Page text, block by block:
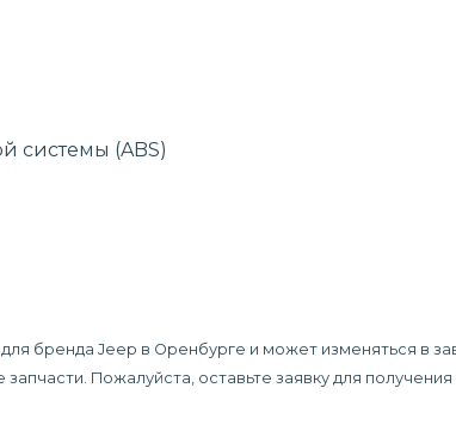
системы (ABS)
бренда Jeep в Оренбурге и может изменяться в
Пожалуйста, оставьте заявку для